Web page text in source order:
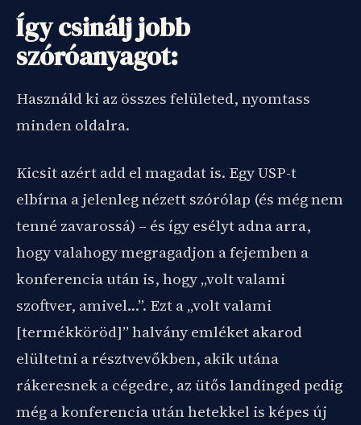
Így csinálj jobb
szóróanyagot:
Használd ki az összes felületed, nyomtass
minden oldalra.
Kicsit azért add el magadat is. Egy USP-t
elbírna a jelenleg nézett szórólap (és még nem
tenné zavarossá) – és így esélyt adna arra,
hogy valahogy megragadjon a fejemben a
konferencia után is, hogy „volt valami
szoftver, amivel…”. Ezt a „volt valami
[termékköröd]” halvány emléket akarod
elültetni a résztvevőkben, akik utána
rákeresnek a cégedre, az ütős landinged pedig
még a konferencia után hetekkel is képes új